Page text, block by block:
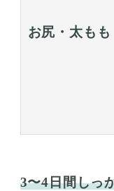
お尻・太もも
3〜4日間しっ